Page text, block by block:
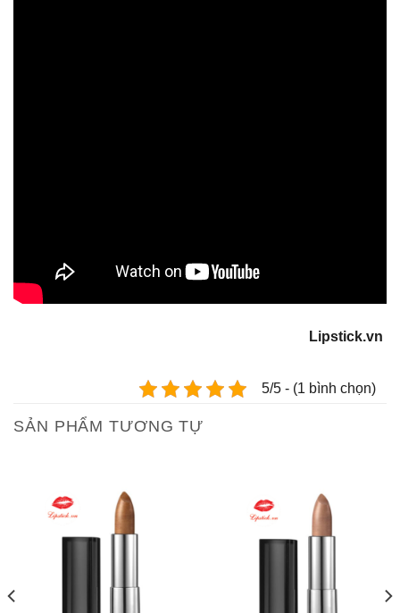
Lipstick.vn
5/5 - (1 bình chọn)
SẢN PHẨM TƯƠNG TỰ